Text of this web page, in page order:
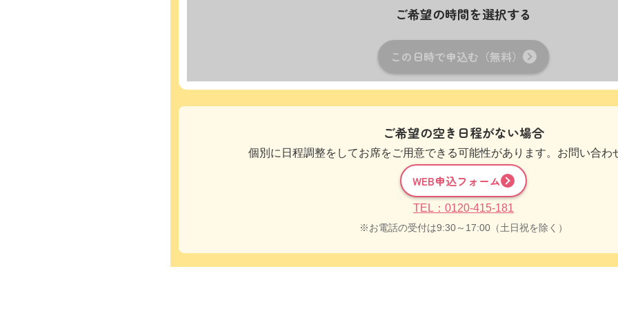
ご希望の時間を選択する
この日時で申込む（無料）
ご希望の空き日程がない場合
個別に日程調整をしてお席をご用意できる可能性があります。お問い合わ
WEB申込フォーム
TEL：0120-415-181
お電話の受付は9:30～17:00（土日祝を除く）